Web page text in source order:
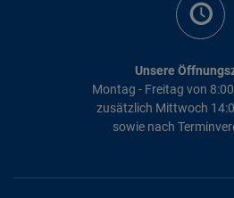
Unsere
Montag - Freitag von
zusätzlich Mittwoch
sowie nach